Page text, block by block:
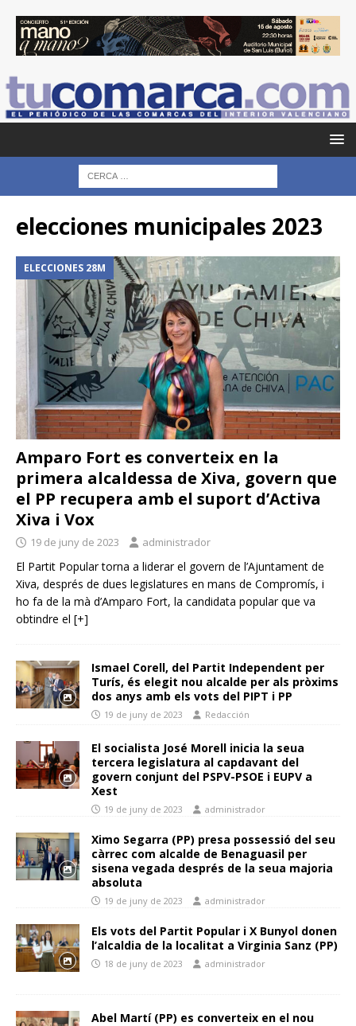
elecciones municipales 2023
ELECCIONES 28M
Amparo Fort es converteix en la
primera alcaldessa de Xiva, govern que
el PP recupera amb el suport d’Activa
Xiva i Vox
19 de juny de 2023 administrador
El Partit Popular torna a liderar el govern de l’Ajuntament de
Xiva, després de dues legislatures en mans de Compromís, i
ho fa de la mà d’Amparo Fort, la candidata popular que va
obtindre el [+]
Ismael Corell, del Partit Independent per
Turís, és elegit nou alcalde per als pròxims
dos anys amb els vots del PIPT i PP
19 de juny de 2023 Redacción
El socialista José Morell inicia la seua
tercera legislatura al capdavant del
govern conjunt del PSPV-PSOE i EUPV a
Xest
19 de juny de 2023 administrador
Ximo Segarra (PP) presa possessió del seu
càrrec com alcalde de Benaguasil per
sisena vegada després de la seua majoria
absoluta
19 de juny de 2023 administrador
Els vots del Partit Popular i X Bunyol donen
l’alcaldia de la localitat a Virginia Sanz (PP)
18 de juny de 2023 administrador
Abel Martí (PP) es converteix en el nou